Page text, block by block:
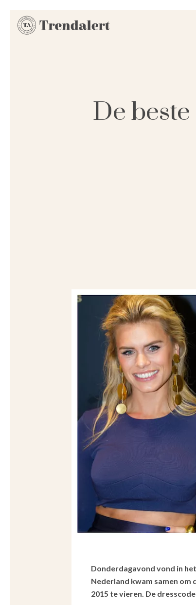
De
Donderdagavond vond in
Nederland kwam samen om
2015 te vieren. De